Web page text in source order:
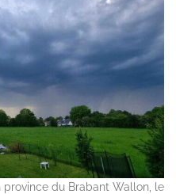
province du Brabant Wallon, le